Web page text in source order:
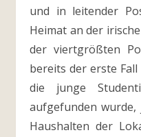
und in leitender
Heimat an der
der viertgrößten
bereits der erste
die junge
aufgefunden
Haushalten der